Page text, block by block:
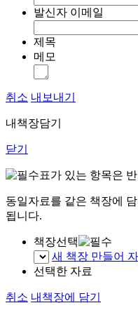
발신자 이메일
제목
메모
취소 내보내기
내책장담기
닫기
표가 있는 항목은
동일자료를 같은 책장에
됩니다.
책장선택
새 책장 만들어 자
선택한 자료
취소 내책장에 담기